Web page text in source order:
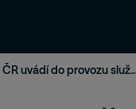
SECURITAS ČR uvádí do